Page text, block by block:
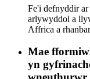
Fe'i defnyddir
arlywyddol a
Affrica a
Mae
yn